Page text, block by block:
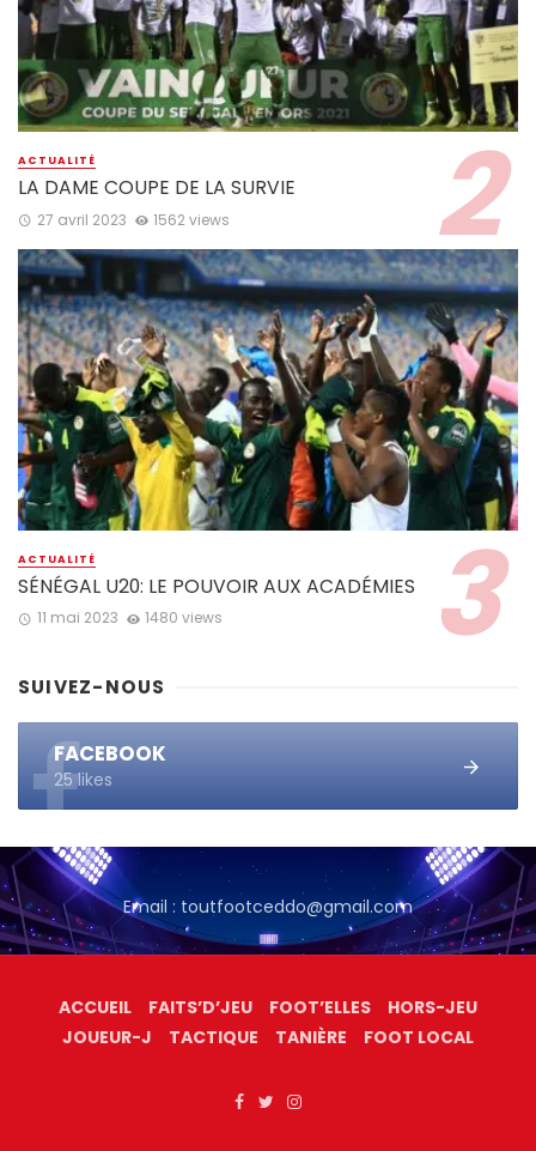
ACTUALITÉ
LA DAME COUPE DE LA SURVIE
27 avril 2023 1562 views
ACTUALITÉ
SÉNÉGAL U20: LE POUVOIR AUX ACADÉMIES
11 mai 2023 1480 views
SUIVEZ-NOUS
FACEBOOK
25 likes
Email : toutfootceddo@gmail.com
ACCUEIL FAITS’D’JEU FOOT’ELLES
HORS-JEU
JOUEUR-J
TACTIQUE TANIÈRE FOOT LOCAL